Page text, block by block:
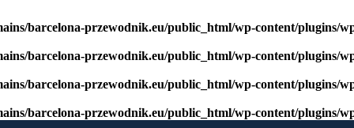
barcelona-przewodnik.eu/public_html/wp-content/plugins/
barcelona-przewodnik.eu/public_html/wp-content/plugins/
barcelona-przewodnik.eu/public_html/wp-content/plugins/
barcelona-przewodnik.eu/public_html/wp-content/plugins/